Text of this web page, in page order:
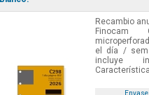
Recambio
Finocam
el día /
incluye